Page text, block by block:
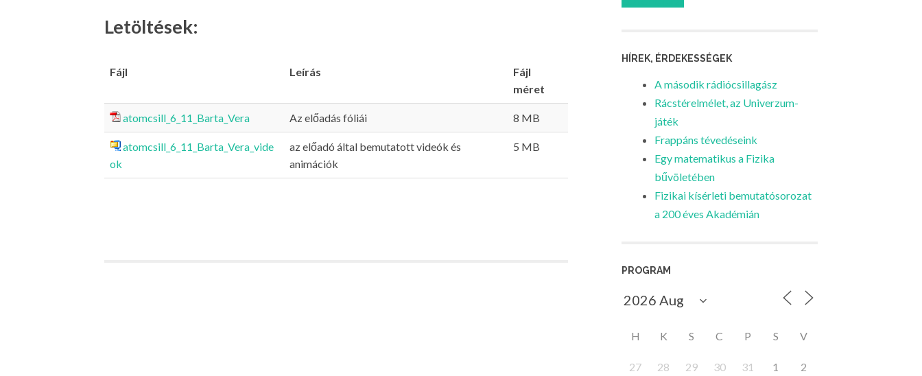
Letöltések:
Fájl Leírás
Fájl
méret
atomcsill_6_11_Barta_Vera Az előadás fóliái 8 MB
atomcsill_6_11_Barta_Vera_vide
ok
az előadó által bemutatott videók és
animációk
5 MB
HÍREK, ÉRDEKESSÉGEK
A második rádiócsillagász
Rácstérelmélet, az Univerzum-
játék
Frappáns tévedéseink
Egy matematikus a Fizika
bűvöletében
Fizikai kísérleti bemutatósorozat
a 200 éves Akadémián
PROGRAM
H K S C P S V
27 28 29 30 31 1 2